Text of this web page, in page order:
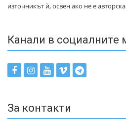
източникът ѝ, освен ако не е
Канали в социалните
За контакти